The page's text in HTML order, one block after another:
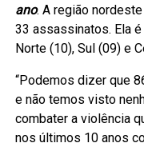
ano. A região
33 assassinatos. Ela
Norte (10), Sul (09) e
“Podemos dizer que
e não temos visto
combater a violência
nos últimos 10 anos